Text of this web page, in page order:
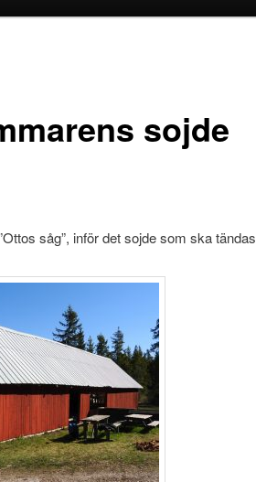
sojde
såg”, inför det sojde som ska